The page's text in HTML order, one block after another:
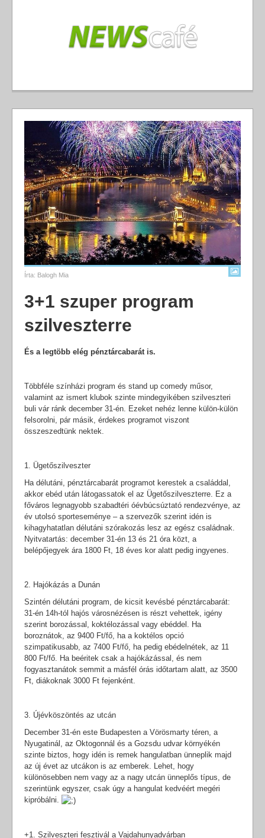
Írta: Balogh Mia
3+1 szuper program
szilveszterre
És a legtöbb elég pénztárcabarát is.
Többféle színházi program és stand up comedy műsor,
valamint az ismert klubok szinte mindegyikében szilveszteri
buli vár ránk december 31-én. Ezeket nehéz lenne külön-külön
felsorolni, pár másik, érdekes programot viszont
összeszedtünk nektek.
1. Ügetőszilveszter
Ha délutáni, pénztárcabarát programot kerestek a családdal,
akkor ebéd után látogassatok el az Ügetőszilveszterre. Ez a
főváros legnagyobb szabadtéri óévbúcsúztató rendezvénye, az
év utolsó sporteseménye – a szervezők szerint idén is
kihagyhatatlan délutáni szórakozás lesz az egész családnak.
Nyitvatartás: december 31-én 13 és 21 óra közt, a
belépőjegyek ára 1800 Ft, 18 éves kor alatt pedig ingyenes.
2. Hajókázás a Dunán
Szintén délutáni program, de kicsit kevésbé pénztárcabarát:
31-én 14h-tól hajós városnézésen is részt vehettek, igény
szerint borozással, koktélozással vagy ebéddel. Ha
boroznátok, az 9400 Ft/fő, ha a koktélos opció
szimpatikusabb, az 7400 Ft/fő, ha pedig ebédelnétek, az 11
800 Ft/fő. Ha beéritek csak a hajókázással, és nem
fogyasztanátok semmit a másfél órás időtartam alatt, az 3500
Ft, diákoknak 3000 Ft fejenként.
3. Újévköszöntés az utcán
December 31-én este Budapesten a Vörösmarty téren, a
Nyugatinál, az Oktogonnál és a Gozsdu udvar környékén
szinte biztos, hogy idén is remek hangulatban ünneplik majd
az új évet az utcákon is az emberek. Lehet, hogy
különösebben nem vagy az a nagy utcán ünneplős típus, de
szerintünk egyszer, csak úgy a hangulat kedvéért megéri
kipróbálni.
+1. Szilveszteri fesztivál a Vajdahunyadvárban